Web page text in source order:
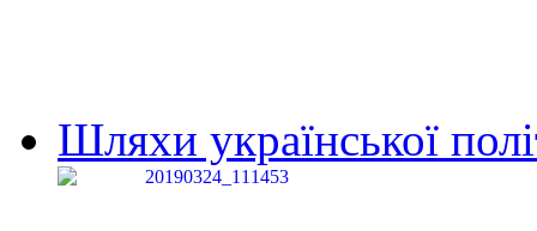
Шляхи української